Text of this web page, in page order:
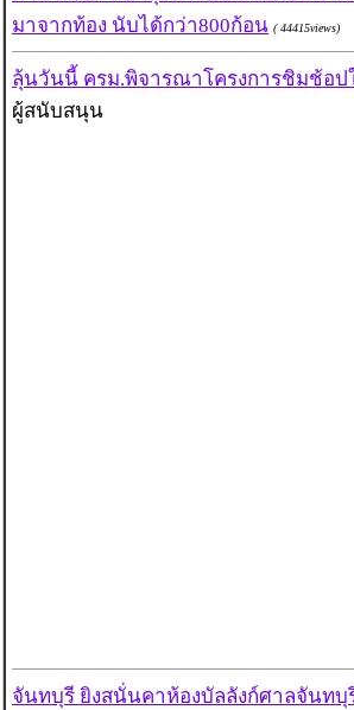
มาจากท้อง นับได้กว่า800ก้อน ( 44415views)
ลุ้นวันนี้ ครม.พิจารณาโครงการชิมช้อป
ผู้สนับสนุน
จันทบุรี ยิงสนั่นคาห้องบัลลังก์ศาลจันทบุ